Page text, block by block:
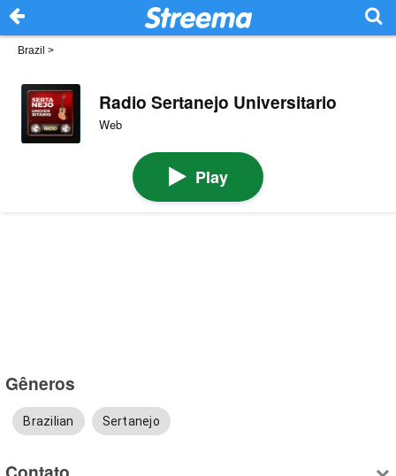
Brazil >
Radio Sertanejo Universitario
Web
Play
Gêneros
Brazilian Sertanejo